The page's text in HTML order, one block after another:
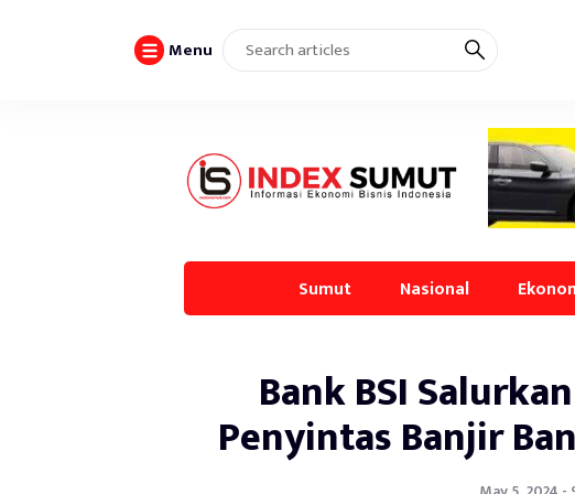
Menu
Sumut Nasional
Bank BSI
Penyintas Banjir